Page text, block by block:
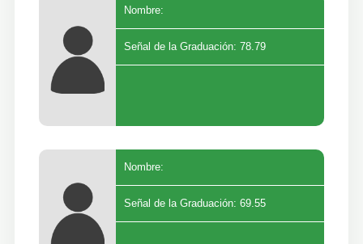
Nombre:
Señal de la Graduación: 78.79
Nombre:
Señal de la Graduación: 69.55